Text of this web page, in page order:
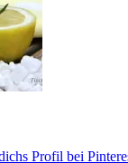
Profil bei